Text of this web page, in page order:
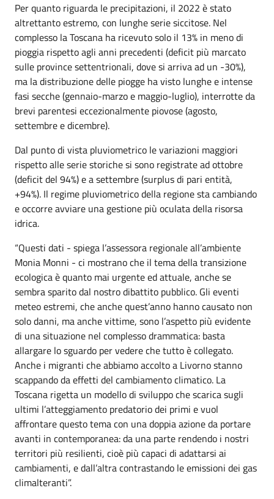
Per quanto riguarda le precipitazioni, il 2022 è stato
altrettanto estremo, con lunghe serie siccitose. Nel
complesso la Toscana ha ricevuto solo il 13% in meno di
pioggia rispetto agli anni precedenti (deficit più marcato
sulle province settentrionali, dove si arriva ad un -30%),
ma la distribuzione delle piogge ha visto lunghe e intense
fasi secche (gennaio-marzo e maggio-luglio), interrotte da
brevi parentesi eccezionalmente piovose (agosto,
settembre e dicembre).
Dal punto di vista pluviometrico le variazioni maggiori
rispetto alle serie storiche si sono registrate ad ottobre
(deficit del 94%) e a settembre (surplus di pari entità,
+94%). Il regime pluviometrico della regione sta cambiando
e occorre avviare una gestione più oculata della risorsa
idrica.
“Questi dati - spiega l’assessora regionale all’ambiente
Monia Monni - ci mostrano che il tema della transizione
ecologica è quanto mai urgente ed attuale, anche se
sembra sparito dal nostro dibattito pubblico. Gli eventi
meteo estremi, che anche quest’anno hanno causato non
solo danni, ma anche vittime, sono l’aspetto più evidente
di una situazione nel complesso drammatica: basta
allargare lo sguardo per vedere che tutto è collegato.
Anche i migranti che abbiamo accolto a Livorno stanno
scappando da effetti del cambiamento climatico. La
Toscana rigetta un modello di sviluppo che scarica sugli
ultimi l’atteggiamento predatorio dei primi e vuol
affrontare questo tema con una doppia azione da portare
avanti in contemporanea: da una parte rendendo i nostri
territori più resilienti, cioè più capaci di adattarsi ai
cambiamenti, e dall’altra contrastando le emissioni dei gas
climalteranti”.